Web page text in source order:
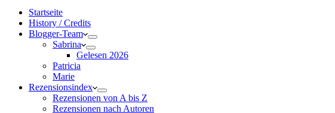
Startseite
History / Credits
Blogger-Team
Sabrina
Gelesen 2026
Patricia
Marie
Rezensionsindex
Rezensionen von A bis Z
Rezensionen nach Autoren